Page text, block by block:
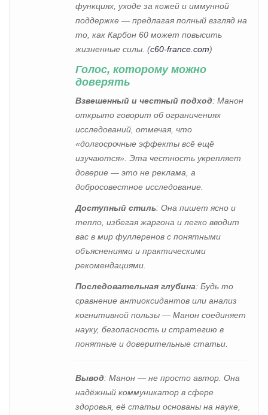
функциях, уходе за кожей и иммунной
поддержке — предлагая полный взгляд на
то, как Карбон 60 может повысить
жизненные силы. (c60-france.com)
Голос, которому можно
доверять
Взвешенный и честный подход: Манон
открыто говорит об ограничениях
исследований, отмечая, что
«долгосрочные эффекты всё ещё
изучаются». Эта честность укрепляет
доверие — это не реклама, а
добросовестное исследование.
Доступный стиль: Она пишет ясно и
тепло, избегая жаргона и легко вводит
вас в мир фуллеренов с понятными
объяснениями и практическими
рекомендациями.
Последовательная глубина: Будь то
сравнение антиоксидантов или анализ
когнитивной пользы — Манон соединяет
науку, безопасность и стратегию в
понятные и доверительные статьи.
Вывод: Манон — не просто автор. Она
надёжный коммуникатор в сфере
здоровья, её статьи основаны на науке,